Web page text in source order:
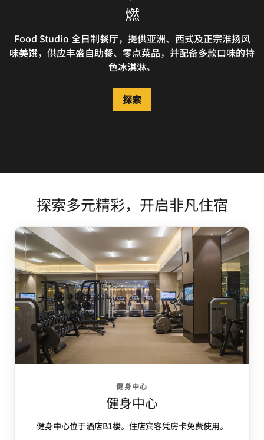
燃
Food Studio 全日制餐厅，提供亚洲、西式及正宗淮扬风
味美馔，供应丰盛自助餐、零点菜品，并配备多款口味的特
色冰淇淋。
探索
PIXIE
在精灵饼屋，不妨享用店内现烤的新鲜糕点，为自己重新注
入活力。这座雅致迷人的烘焙小屋，是你在南京与亲友小聚
的绝佳之选，可一边畅谈，一边品尝令人垂涎的小食、诱人
探索
万丽轩
诚邀您莅临南京万丽轩餐厅，品味精致中餐体验。餐厅环境
雅致考究，主打匠心烹制的淮扬美馔与地道中式珍肴。如需
更为私密的用餐氛围，可提前预订本店18 间独立包厢，尽
探索
探索多元精彩，开启非凡住宿
健身中心
健身中心
健身中心位于酒店B1楼。住店宾客凭房卡免费使用。